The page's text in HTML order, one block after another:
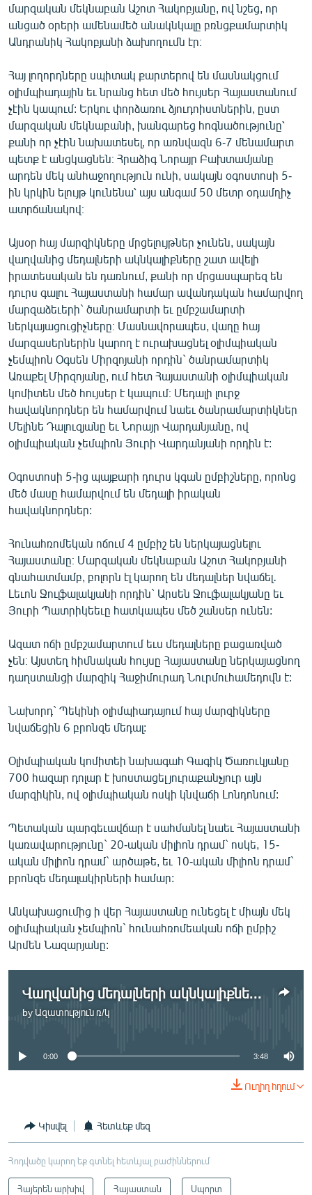
ՀԵՏԵՎԵՔ ՄԵԶ
«Ազատության» բոլոր կայքերը
մարզական մեկնաբան Աշոտ Հակոբյանը, ով նշեց, որ
անցած օրերի ամենամեծ անակնկալը բռնցքամարտիկ
Անդրանիկ Հակոբյանի ձախողումն էր։
Հայ լողորդները սպիտակ քարտերով են մասնակցում
օլիմպիադային եւ նրանց հետ մեծ հույսեր Հայաստանում
չէին կապում: Երկու փորձառու ձյուդոիստներին, ըստ
մարզական մեկնաբանի, խանգարեց հոգնածությունը՝
քանի որ չէին նախատեսել, որ առնվազն 6-7 մենամարտ
պետք է անցկացնեն։ Հրաձիգ Նորայր Բախտամյանը
արդեն մեկ անհաջողություն ունի, սակայն օգոստոսի 5-
ին կրկին ելույթ կունենա՝ այս անգամ 50 մետր օդամղիչ
ատրճանակով։
Այսօր հայ մարզիկները մրցելույթներ չունեն, սակայն
վաղվանից մեդալների ակնկալիքները շատ ավելի
իրատեսական են դառնում, քանի որ մրցասպարեզ են
դուրս գալու Հայաստանի համար ավանդական համարվող
մարզաձեւերի` ծանրամարտի եւ ըմբշամարտի
ներկայացուցիչները։ Մասնավորապես, վաղը հայ
մարզասերներին կարող է ուրախացնել օլիմպիական
չեմպիոն Օգսեն Միրզոյանի որդին` ծանրամարտիկ
Առաքել Միրզոյանը, ում հետ Հայաստանի օլիմպիական
կոմիտեն մեծ հույսեր է կապում։ Մեդալի լուրջ
հավակնորդներ են համարվում նաեւ ծանրամարտիկներ
Մելինե Դալուզյանը եւ Նորայր Վարդանյանը, ով
օլիմպիական չեմպիոն Յուրի Վարդանյանի որդին է:
Օգոստոսի 5-ից պայքարի դուրս կգան ըմբիշները, որոնց
մեծ մասը համարվում են մեդալի իրական
հավակնորդներ:
Հունահռոմեկան ոճում 4 ըմբիշ են ներկայացնելու
Հայաստանը։ Մարզական մեկնաբան Աշոտ Հակոբյանի
գնահատմամբ, բոլորն էլ կարող են մեդալներ նվաճել․
Լեւոն Ջուլֆալակյանի որդին` Արսեն Ջուլֆալակյանը եւ
Յուրի Պատրիկեեւը հատկապես մեծ շանսեր ունեն:
Ազատ ոճի ըմբշամարտում եւս մեդալները բացառված
չեն։ Այստեղ հիմնական հույսը Հայաստանը ներկայացնող
դաղստանցի մարզիկ Հաջիմուրադ Նուրմուհամեդովն է:
Նախորդ` Պեկինի օլիմպիադայում հայ մարզիկները
նվաճեցին 6 բրոնզե մեդալ:
Օլիմպիական կոմիտեի նախագահ Գագիկ Ծառուկյանը
700 հազար դոլար է խոստացել յուրաքանչյուր այն
մարզիկին, ով օլիմպիական ոսկի կնվաճի Լոնդոնում:
Պետական պարգեւավճար է սահմանել նաեւ Հայաստանի
կառավարությունը` 20-ական միլիոն դրամ` ոսկե, 15-
ական միլիոն դրամ` արծաթե, եւ 10-ական միլիոն դրամ`
բրոնզե մեդալակիրների համար:
Անկախացումից ի վեր Հայաստանը ունեցել է միայն մեկ
օլիմպիական չեմպիոն` հունահռոմեական ոճի ըմբիշ
Արմեն Նազարյանը:
Վաղվանից մեդալների ակնկալիքները ավելի իրատեսական կդառնան
by Ազատություն ռ/կ
No media source currently available
0:00 3:48
Ուղիղ հղում
Կիսվել Հետևեք մեզ
Հոդվածը կարող եք գտնել հետևյալ բաժիններում
Հայերեն արխիվ Հայաստան Սպորտ